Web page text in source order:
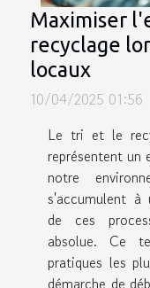
Maximiser
recyclage
locaux
10/04/2025 01:56
Le tri et le
représentent un
notre
s'accumulent à
de ces
absolue. Ce
pratiques les
démarche de